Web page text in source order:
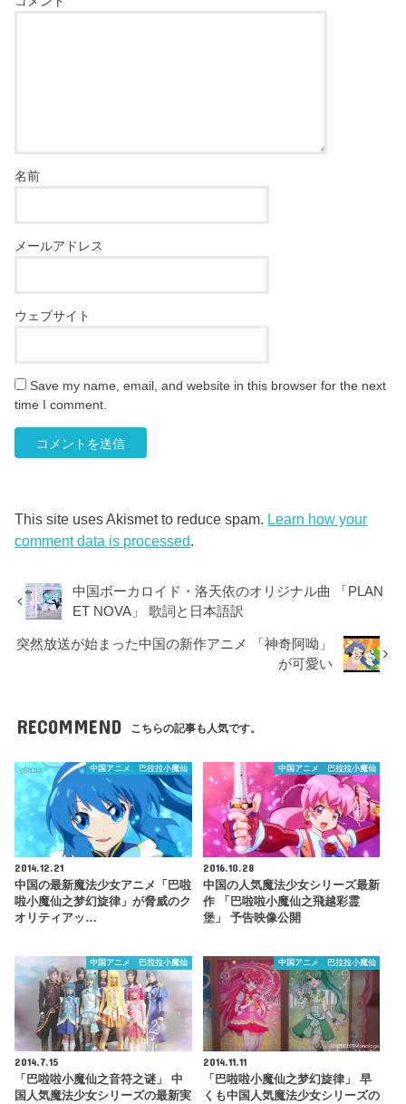
名前
メールアドレス
ウェブサイト
Save my name, email, and website in this browser for the next
time I comment.
This site uses Akismet to reduce spam. Learn how your
comment data is processed.
中国ボーカロイド・洛天依のオリジナル曲 「PLAN
ET NOVA」 歌詞と日本語訳
突然放送が始まった中国の新作アニメ 「神奇阿呦」
が可愛い
RECOMMEND こちらの記事も人気です。
中国アニメ 巴拉拉小魔仙
2014.12.21
中国の最新魔法少女アニメ「巴啦
啦小魔仙之梦幻旋律」が脅威のク
オリティアッ…
中国アニメ 巴拉拉小魔仙
2016.10.28
中国の人気魔法少女シリーズ最新
作 「巴啦啦小魔仙之飛越彩霊
堡」 予告映像公開
中国アニメ 巴拉拉小魔仙
2014.7.15
「巴啦啦小魔仙之音符之谜」 中
国人気魔法少女シリーズの最新実
中国アニメ 巴拉拉小魔仙
2014.11.11
「巴啦啦小魔仙之梦幻旋律」 早
くも中国人気魔法少女シリーズの